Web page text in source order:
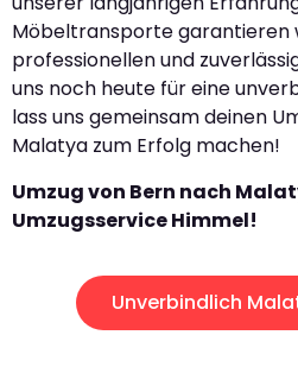
Möbeltransporte garantieren
professionellen und
uns noch heute für eine
lass uns gemeinsam deinen
Malatya zum Erfolg machen!
Umzug von Bern nach
Umzugsservice Himmel!
Unverbindlich